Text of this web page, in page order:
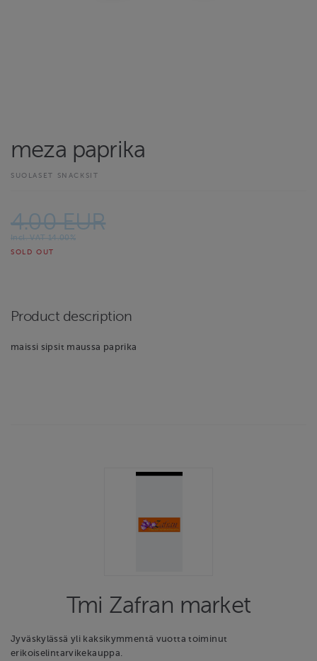
meza paprika
SUOLASET SNACKSIT
4.00 EUR
Incl. VAT 14.00%
SOLD OUT
Product description
maissi sipsit maussa paprika
Tmi Zafran market
Jyväskylässä yli kaksikymmentä vuotta toiminut
erikoiselintarvikekauppa.